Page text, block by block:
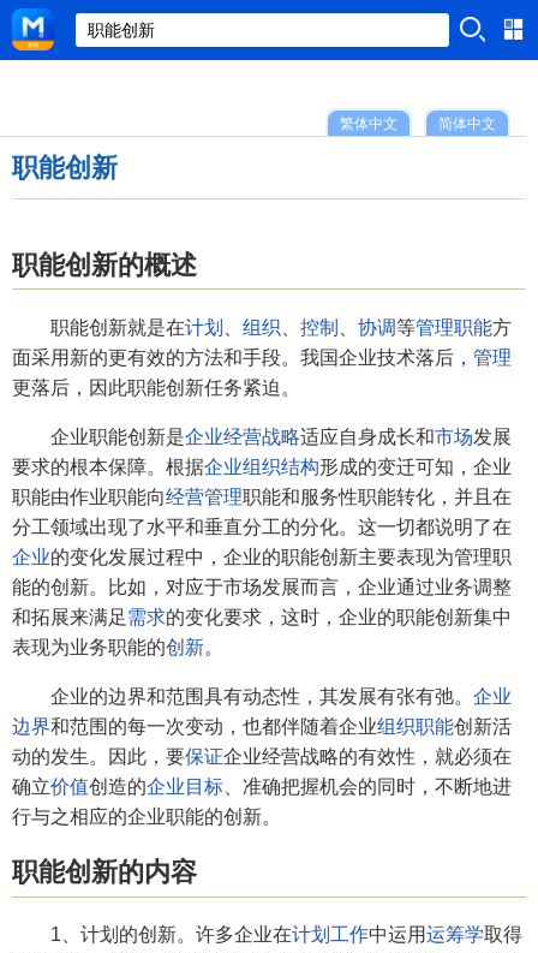
简体中文
繁体中文
职能创新
职能创新的概述
职能创新就是在计划 组织 控制 协调等管理职能方
面采用新的更有效的方法和手段。我国企业技术落后， 管理
更落后，因此职能创新任务紧迫。
企业职能创新是企业经营战略适应自身成长和市场发展
要求的根本保障。根据企业组织结构形成的变迁可知，企业
职能由作业职能向经营管理职能和服务性职能转化，并且在
分工领域出现了水平和垂直分工的分化。这一切都说明了在
企业的变化发展过程中，企业的职能创新主要表现为管理职
能的创新。比如，对应于市场发展而言，企业通过业务调整
和拓展来满足需求的变化要求，这时，企业的职能创新集中
表现为业务职能的创新。
企业的边界和范围具有动态性，其发展有张有弛。 企业
边界和范围的每一次变动，也都伴随着企业组织职能创新活
动的发生。因此，要保证企业经营战略的有效性，就必须在
确立价值创造的企业目标 、准确把握机会的同时，不断地进
行与之相应的企业职能的创新。
职能创新的内容
1、计划的创新。许多企业在计划工作中运用运筹学取得